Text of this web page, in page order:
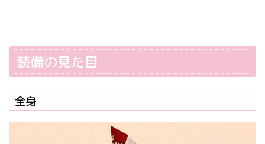
装備の見た目
全身